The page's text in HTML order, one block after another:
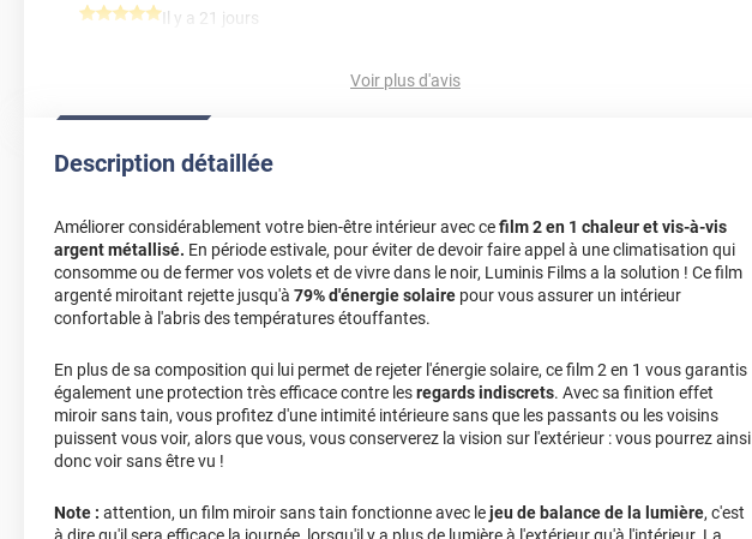
*****
Il y a 21 jours
17/07/2026
Bonjour, merci pour avoir pris le temps de partager votre avis en ligne. Nous sommes
Bonne journée, L'équipe Luminis Films
*****
Il y a 69 jours
Produit conforme a la description, je recommande vivement
*****
Il y a 225 jours
correspond a mes attentes
*****
Il y a 231 jours
Tutto bene, buona qualità
*****
Il y a 390 jours
fait parfaitement son travail
Commentaire Luminis Films-14/07/2025
Voir plus d'avis
Description détaillée
Améliorer considérablement votre bien-être intérieur avec cefilm 2 en 1 chaleur et vis-à-vis
argent métallisé. En période estivale, pour éviter de devoir faire appel à une climatisation qui
consomme ou de fermer vos volets et de vivre dans le noir, Luminis Films a la solution ! Ce film
argenté miroitant rejette jusqu'à 79% d'énergie solaire pour vous assurer un intérieur
confortable à l'abris des températures étouffantes.
En plus de sa composition qui lui permet de rejeter l'énergie solaire, ce film 2 en 1 vous garantis
également une protection très efficace contre lesregards indiscrets. Avec sa finition effet
miroir sans tain, vous profitez d'une intimité intérieure sans que les passants ou les voisins
puissent vous voir, alors que vous, vous conserverez la vision sur l'extérieur : vous pourrez ainsi
donc voir sans être vu !
Note : attention, un film miroir sans tain fonctionne avec lejeu de balance de la lumière, c'est